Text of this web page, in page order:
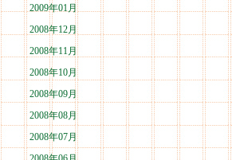
2009年01月
2008年12月
2008年11月
2008年10月
2008年09月
2008年08月
2008年07月